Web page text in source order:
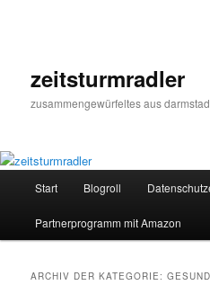
zeitsturmradler
zusammengewürfeltes aus
Start Blogroll
Partnerprogramm mit Amazon
ARCHIV DER KATEGORIE: